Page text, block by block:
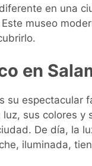
en una
museo
en
su espectacular
luz, sus colores
De día, la
iluminada,